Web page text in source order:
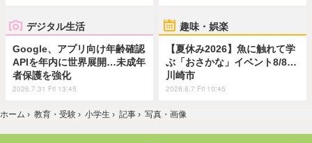
デジタル生活
Google、アプリ向け年齢確認
APIを年内に世界展開…未成年
者保護を強化
2026.7.31 Fri 13:45
趣味・娯楽
【夏休み2026】魚に触れて学
ぶ「おさかな」イベント8/8…
川崎市
2026.8.7 Fri 10:45
ホーム › 教育・受験 › 小学生 › 記事 › 写真・画像